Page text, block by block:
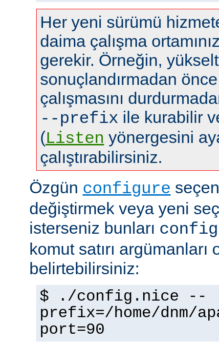
Her yeni sürümü
daima çalışma
gerekir. Örneğin,
sonuçlandırmadan
çalışmasını
--prefix ile kurabilir
(Listen yönergesini
çalıştırabilirsiniz.
Özgün configure
değiştirmek veya yeni
isterseniz bunları
komut satırı argümanları
belirtebilirsiniz:
$ ./config.nice --
prefix=/home/dnm/
port=90